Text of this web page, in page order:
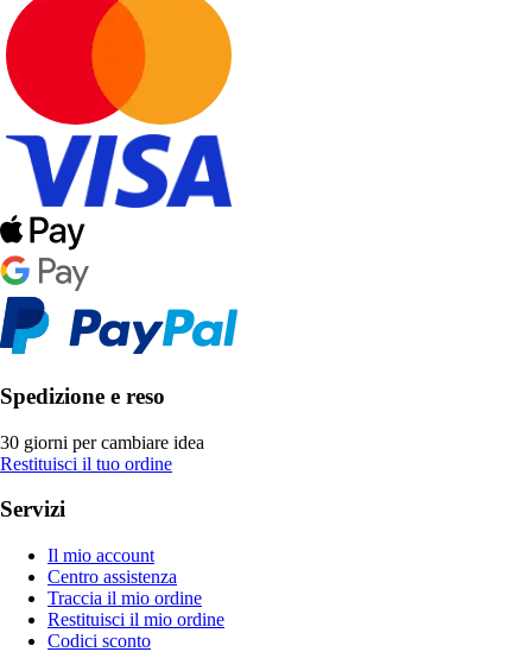
Spedizione e reso
30 giorni per cambiare idea
Restituisci il tuo ordine
Servizi
Il mio account
Centro assistenza
Traccia il mio ordine
Restituisci il mio ordine
Codici sconto